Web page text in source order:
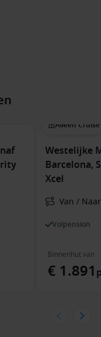
Alleen Cruise
Westelijke
Barcelona,
Xcel
Van /
Volpension
Binnenhut van
€ 1.891